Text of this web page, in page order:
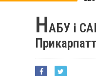
НАБУ і